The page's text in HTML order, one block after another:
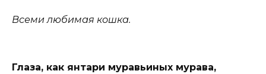
Всеми любимая кошка.
Глаза, как янтари муравьиных мурава,